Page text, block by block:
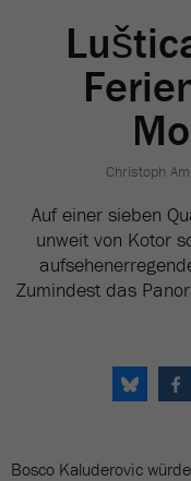
Christoph
Auf einer sieben
unweit von Kotor
Zumindest das
Bosco Kaluderovic